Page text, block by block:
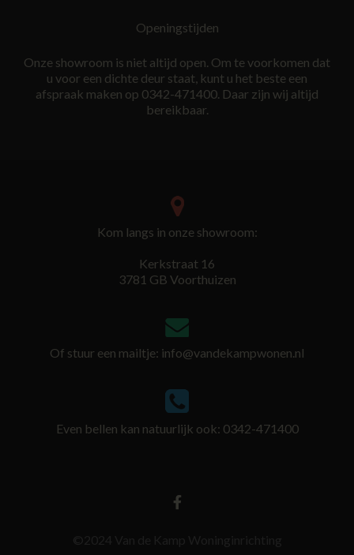
Openingstijden
Onze showroom is niet altijd open. Om te voorkomen dat
u voor een dichte deur staat, kunt u het beste een
afspraak maken op 0342-471400. Daar zijn wij altijd
bereikbaar.
Kom langs in onze showroom:
Kerkstraat 16
3781 GB Voorthuizen
Of stuur een mailtje: info@vandekampwonen.nl
Even bellen kan natuurlijk ook: 0342-471400